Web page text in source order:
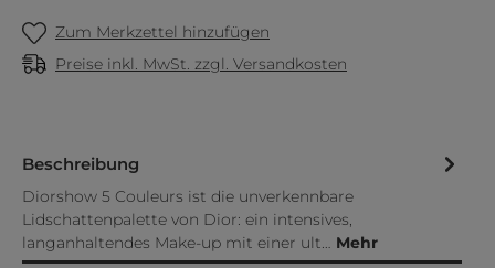
Zum Merkzettel hinzufügen
Preise inkl. MwSt. zzgl. Versandkosten
Beschreibung
Diorshow 5 Couleurs ist die unverkennbare
Lidschattenpalette von Dior: ein intensives,
langanhaltendes Make-up mit einer ult… Mehr